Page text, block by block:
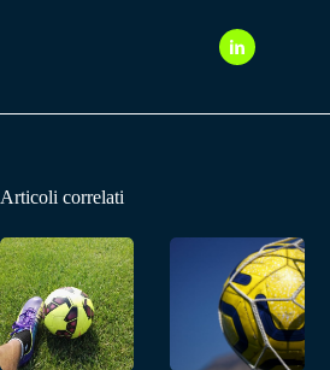
Articoli correlati